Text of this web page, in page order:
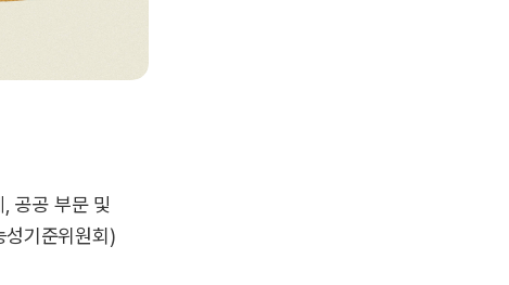
공공 부문 및
성기준위원회)